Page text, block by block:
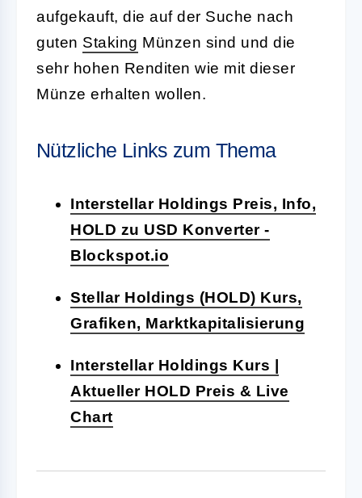
aufgekauft, die auf der Suche nach
guten Staking Münzen sind und die
sehr hohen Renditen wie mit dieser
Münze erhalten wollen.
Nützliche Links zum Thema
Interstellar Holdings Preis, Info,
HOLD zu USD Konverter -
Blockspot.io
Stellar Holdings (HOLD) Kurs,
Grafiken, Marktkapitalisierung
Interstellar Holdings Kurs |
Aktueller HOLD Preis & Live
Chart